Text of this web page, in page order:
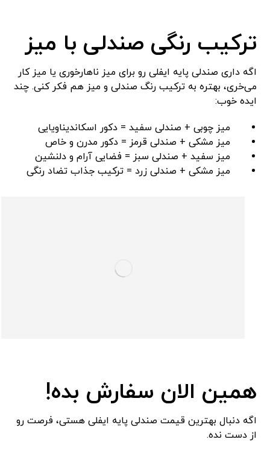
ترکیب رنگی صندلی با میز
اگه داری صندلی پایه ایفلی رو برای میز ناهارخوری یا میز کار
می‌خری، بهتره به ترکیب رنگ صندلی و میز هم فکر کنی. چند
ایده خوب:
میز چوبی + صندلی سفید = دکور اسکاندیناویایی
میز مشکی + صندلی قرمز = دکور مدرن و خاص
میز سفید + صندلی سبز = فضایی آرام و دلنشین
میز مشکی + صندلی زرد = ترکیب جذاب تضاد رنگی
همین الان سفارش بده!
اگه دنبال بهترین قیمت صندلی پایه ایفلی هستی، فرصت رو
از دست نده.